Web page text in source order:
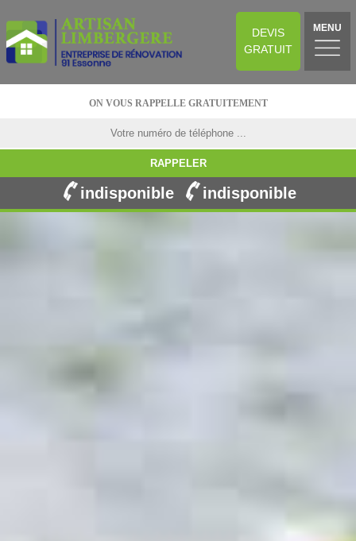
DEVIS
GRATUIT
MENU
ON VOUS RAPPELLE GRATUITEMENT
indisponible indisponible